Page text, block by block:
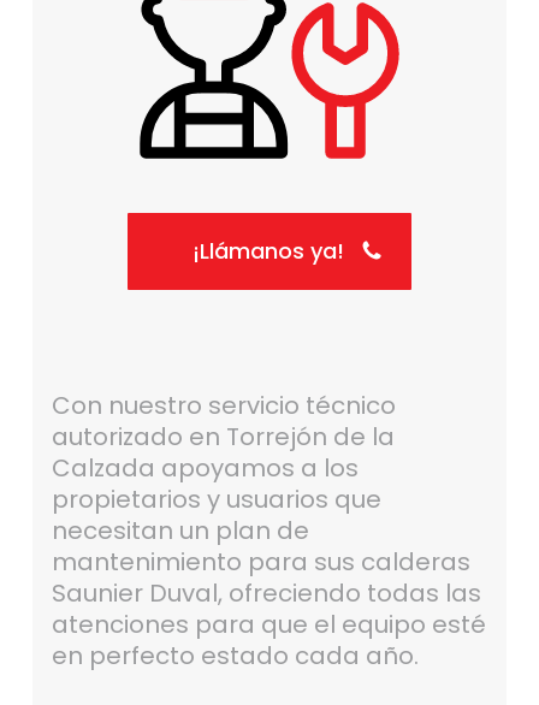
¡Llámanos ya!
Con nuestro servicio técnico
autorizado en Torrejón de la
Calzada apoyamos a los
propietarios y usuarios que
necesitan un plan de
mantenimiento para sus calderas
Saunier Duval, ofreciendo todas las
atenciones para que el equipo esté
en perfecto estado cada año.